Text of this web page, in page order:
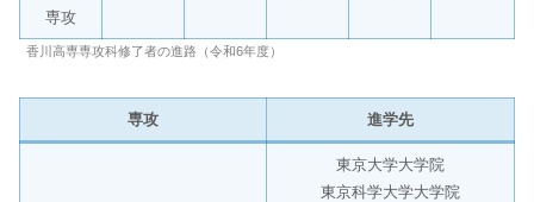
専攻
香川高専専攻科修了者の進路（令和6年度）
専攻 進学先
東京大学大学院
東京科学大学大学院